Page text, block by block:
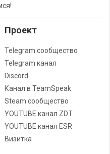
Проект
Telegram сообщество
Telegram канал
Discord
Канал в TeamSpeak
Steam сообщество
YOUTUBE канал ZDT
YOUTUBE канал ESR
Визитка